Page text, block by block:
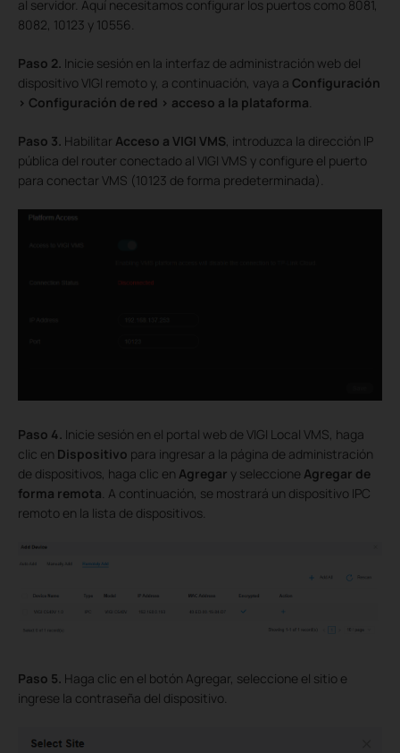
al servidor. Aquí necesitamos configurar los puertos como 8081,
8082, 10123 y 10556.
Paso 2. Inicie sesión en la interfaz de administración web del
dispositivo VIGI remoto y, a continuación, vaya a Configuración
> Configuración de red > acceso a la plataforma
Paso 3. Habilitar Acceso a VIGI VMS , introduzca la dirección IP
pública del router conectado al VIGI VMS y configure el puerto
para conectar VMS (10123 de forma predeterminada).
Paso 4. Inicie sesión en el portal web de VIGI Local VMS, haga
clic en Dispositivo para ingresar a la página de administración
de dispositivos, haga clic en Agregar y seleccione Agregar de
forma remota. A continuación, se mostrará un dispositivo IPC
remoto en la lista de dispositivos.
Paso 5. Haga clic en el botón Agregar, seleccione el sitio e
ingrese la contraseña del dispositivo.